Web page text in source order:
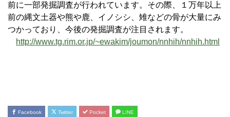
前に一部発掘調査が行われています。その際、１万年以上
前の縄文土器や熊や鹿、イノシシ、雉などの骨が大量にみ
つかっており、今後の発掘調査が注目されます。
http://www.tg.rim.or.jp/~ewakim/joumon/nnhih/nnhih.html
Facebook Twitter Pocket LINE